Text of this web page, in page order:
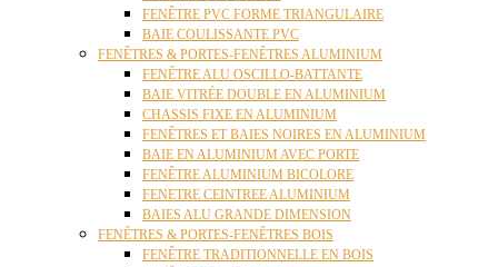
FENÊTRE PVC FORME TRIANGULAIRE
BAIE COULISSANTE PVC
FENÊTRES & PORTES-FENÊTRES ALUMINIUM
FENÊTRE ALU OSCILLO-BATTANTE
BAIE VITRÉE DOUBLE EN ALUMINIUM
CHASSIS FIXE EN ALUMINIUM
FENÊTRES ET BAIES NOIRES EN ALUMINIUM
BAIE EN ALUMINIUM AVEC PORTE
FENÊTRE ALUMINIUM BICOLORE
FENETRE CEINTREE ALUMINIUM
BAIES ALU GRANDE DIMENSION
FENÊTRES & PORTES-FENÊTRES BOIS
FENÊTRE TRADITIONNELLE EN BOIS